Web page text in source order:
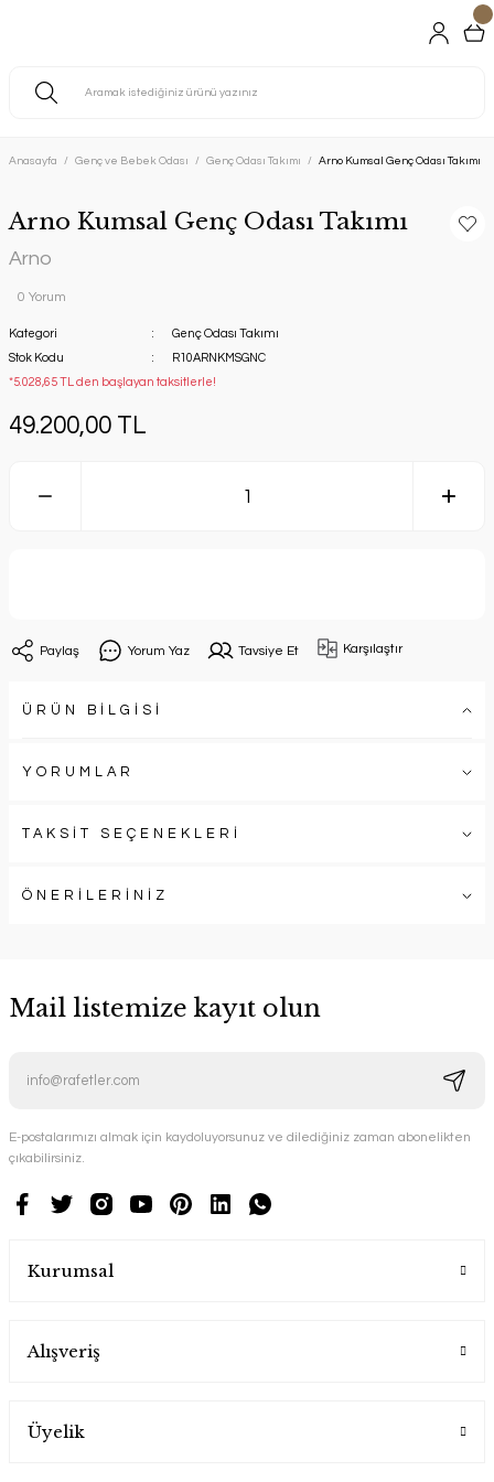
Anasayfa Genç ve Bebek Odası Genç Odası Takımı Arno Kumsal Genç Odası Takımı
Arno Kumsal Genç Odası Takımı
Arno
0 Yorum
Kategori
Genç Odası Takımı
Stok Kodu
R10ARNKMSGNC
*5.028,65 TL den başlayan taksitlerle!
49.200,00 TL
Paylaş Yorum Yaz Tavsiye Et Karşılaştır
ÜRÜN BİLGİSİ
YORUMLAR
TAKSİT SEÇENEKLERİ
ÖNERİLERİNİZ
Mail listemize kayıt olun
E-postalarımızı almak için kaydoluyorsunuz ve dilediğiniz zaman abonelikten
çıkabilirsiniz.
Kurumsal
Alışveriş
Üyelik